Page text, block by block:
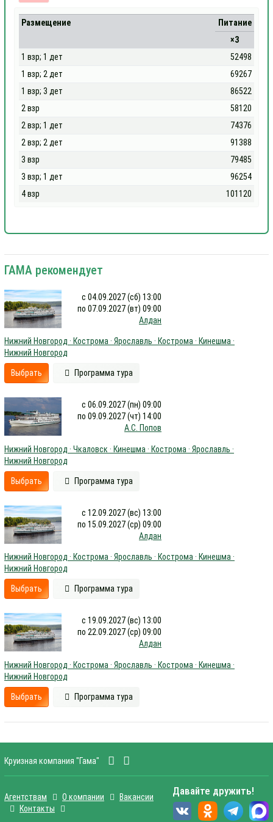
Размещение
Питание
×3
1 взр; 1 дет
52498
1 взр; 2 дет
69267
1 взр; 3 дет
86522
2 взр
58120
2 взр; 1 дет
74376
2 взр; 2 дет
91388
3 взр
79485
3 взр; 1 дет
96254
4 взр
101120
ГАМА рекомендует
с 04.09.2027 (сб) 13:00
по 07.09.2027 (вт) 09:00
Алдан
Нижний Новгород · Кострома · Ярославль · Кострома · Кинешма ·
Нижний Новгород
Выбрать Программа тура
с 06.09.2027 (пн) 09:00
по 09.09.2027 (чт) 14:00
А.С. Попов
Нижний Новгород · Чкаловск · Кинешма · Кострома · Ярославль ·
Нижний Новгород
Выбрать Программа тура
с 12.09.2027 (вс) 13:00
по 15.09.2027 (ср) 09:00
Алдан
Нижний Новгород · Кострома · Ярославль · Кострома · Кинешма ·
Нижний Новгород
Выбрать Программа тура
с 19.09.2027 (вс) 13:00
по 22.09.2027 (ср) 09:00
Алдан
Нижний Новгород · Кострома · Ярославль · Кострома · Кинешма ·
Нижний Новгород
Выбрать Программа тура
Круизная компания "Гама"
Агентствам О компании
Вакансии
Контакты
Давайте дружить!